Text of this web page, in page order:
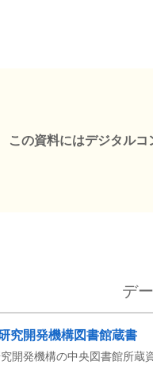
この資料にはデジタルコ
デ
究開発機構図書館蔵書
開発機構の中央図書館所蔵